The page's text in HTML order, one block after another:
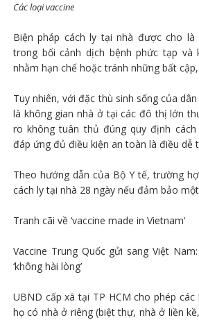
Các loại vaccine
Biện pháp cách ly tại nhà được cho
trong bối cảnh dịch bệnh phức tạp và
nhằm hạn chế hoặc tránh những bất
Tuy nhiên, với đặc thù sinh sống của
là không gian nhà ở tại các đô thị lớn
ro không tuân thủ đúng quy định
đáp ứng đủ điều kiện an toàn là điều dễ
Theo hướng dẫn của Bộ Y tế, trường
cách ly tại nhà 28 ngày nếu đảm bảo
Tranh cãi về ‘vaccine made in Vietnam'
Vaccine Trung Quốc gửi sang Việt
‘không hài lòng’
UBND cấp xã tại TP HCM cho phép các
họ có nhà ở riêng (biệt thự, nhà ở liền